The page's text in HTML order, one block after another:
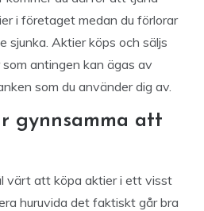
i företaget medan du förlorar
sjunka. Aktier köps och säljs
antingen kan ägas av
som du använder dig av.
gynnsamma att
värt att köpa aktier i ett visst
huruvida det faktiskt går bra